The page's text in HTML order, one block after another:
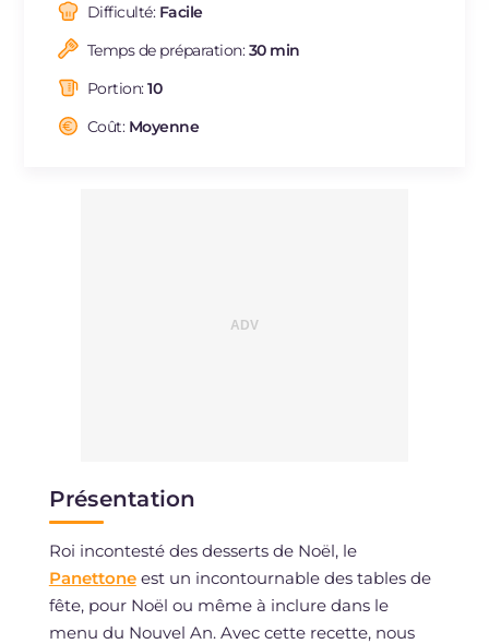
ES
BR
NL
Difficulté: Facile
Temps de préparation:30 min
Portion:10
Coût: Moyenne
Présentation
Roi incontesté des desserts de Noël, le
Panettoneest un incontournable des tables de
fête, pour Noël ou même à inclure dans le
menu du Nouvel An. Avec cette recette, nous